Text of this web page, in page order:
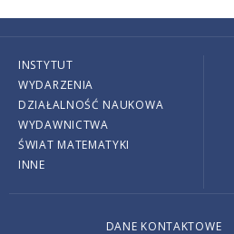
INSTYTUT
WYDARZENIA
DZIAŁALNOŚĆ NAUKOWA
WYDAWNICTWA
ŚWIAT MATEMATYKI
INNE
DANE KONTAKTOWE